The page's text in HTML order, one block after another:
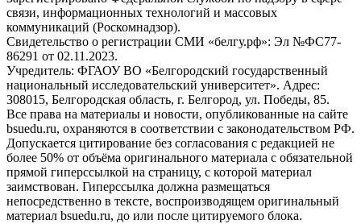
связи, информационных технологий и массовых
коммуникаций (Роскомнадзор).
Свидетельство о регистрации СМИ «белгу.рф»: Эл №ФС77-
86291 от 02.11.2023.
Учредитель: ФГАОУ ВО «Белгородский государственный
национальный исследовательский университет». Адрес:
308015, Белгородская область, г. Белгород, ул. Победы, 85.
Все права на материалы и новости, опубликованные на сайте
bsuedu.ru, охраняются в соответствии с законодательством РФ.
Допускается цитирование без согласования с редакцией не
более 50% от объёма оригинального материала с обязательной
прямой гиперссылкой на страницу, с которой материал
заимствован. Гиперссылка должна размещаться
непосредственно в тексте, воспроизводящем оригинальный
материал bsuedu.ru, до или после цитируемого блока.